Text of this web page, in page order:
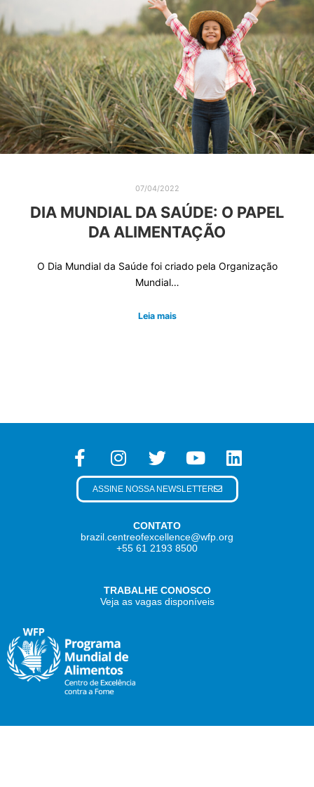
07/04/2022
DIA MUNDIAL DA SAÚDE: O PAPEL
DA ALIMENTAÇÃO
O Dia Mundial da Saúde foi criado pela Organização
Mundial…
Leia mais
CONTATO
brazil.centreofexcellence@wfp.org
+55 61 2193 8500
TRABALHE CONOSCO
Veja as vagas disponíveis
ASSINE NOSSA NEWSLETTER